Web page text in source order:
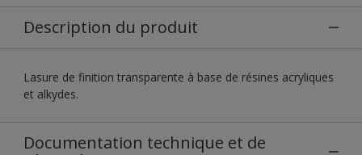
Description du produit
Lasure de finition transparente à base de résines acryliques
et alkydes.
Documentation technique et de